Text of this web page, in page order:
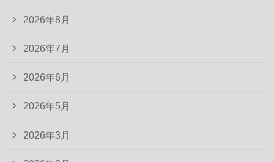
2026年8月
2026年7月
2026年6月
2026年5月
2026年3月